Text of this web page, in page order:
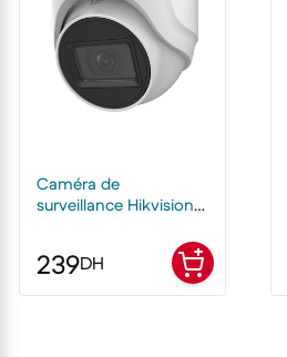
Caméra de
surveillance Hikvision
5MP – Dôme HDTVI IR
30 m, Vision Nocturne
239DH